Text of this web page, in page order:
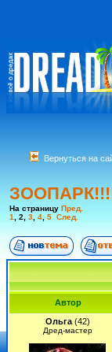
Вернуться на
На страницу Пред.
1
2 3 4 5 След.
Автор
Ольга(42)
Дред-мастер